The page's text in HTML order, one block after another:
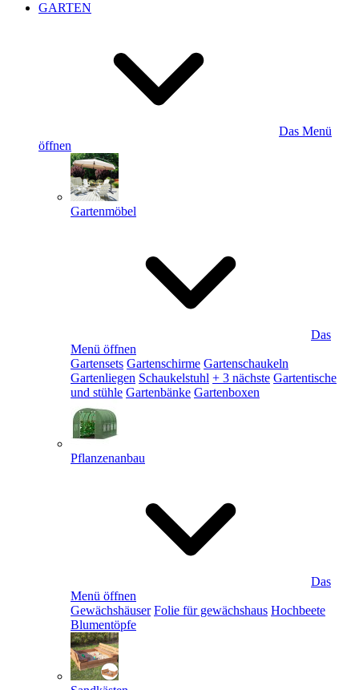
GARTEN
Das Menü
öffnen
Gartenmöbel
Das
Menü öffnen
Gartensets Gartenschirme Gartenschaukeln
Gartenliegen Schaukelstuhl + 3 nächste Gartentische
und stühle Gartenbänke Gartenboxen
Pflanzenanbau
Das
Menü öffnen
Gewächshäuser Folie für gewächshaus Hochbeete
Blumentöpfe